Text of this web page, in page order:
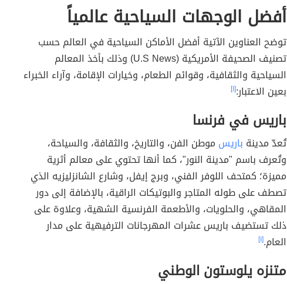
أفضل الوجهات السياحية عالمياً
توضح العناوين الآتية أفضل الأماكن السياحية في العالم حسب
تصنيف الصحيفة الأمريكية (U.S News) وذلك بأخذ المعالم
السياحية والثقافية، وقوائم الطعام، وخيارات الإقامة، وآراء الخبراء
بعين الاعتبار:[١]
باريس في فرنسا
تُعدّ مدينة باريس موطن الفن، والتاريخ، والثقافة، والسياحة،
وتُعرف باسم "مدينة النور"، كما أنها تحتوي على معالم أثرية
مميزة؛ كمتحف اللوفر الفني، وبرج إيفل، وشارع الشانزليزيه الذي
تصطف على طوله المتاجر والبوتيكات الراقية، بالإضافة إلى دور
المقاهي، والحلويات، والأطعمة الفرنسية الشهية، وعلاوة على
ذلك تستضيف باريس عشرات المهرجانات الترفيهية على مدار
العام.[١]
متنزه يلوستون الوطني